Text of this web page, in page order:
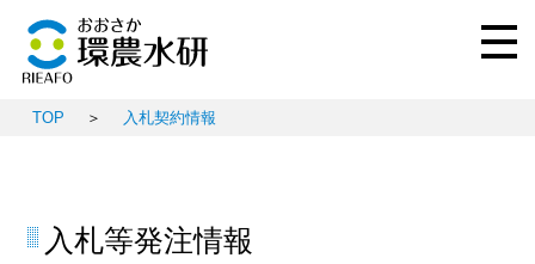
TOP ＞ 入札契約情報
入札等発注情報